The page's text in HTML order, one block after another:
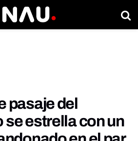
pasaje del
se estrella con un